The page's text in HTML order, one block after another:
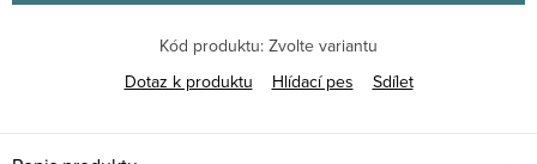
Kód produktu: Zvolte variantu
Dotaz k produktu
Hlídací pes Sdílet